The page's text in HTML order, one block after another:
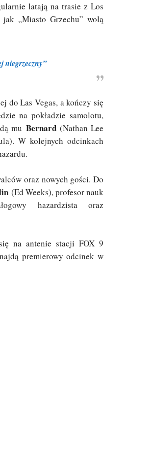
latają na trasie z Los
„Miasto Grzechu” wolą
niegrzeczny”
do Las Vegas, a kończy się
na pokładzie samolotu,
muBernard (Nathan Lee
W kolejnych odcinkach
oraz nowych gości. Do
(Ed Weeks), profesor nauk
hazardzista oraz
na antenie stacji FOX 9
premierowy odcinek w